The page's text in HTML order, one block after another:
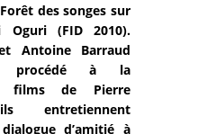
des songes sur
Oguri (FID 2010).
Antoine Barraud
procédé à la
films de Pierre
entretiennent
d’amitié à